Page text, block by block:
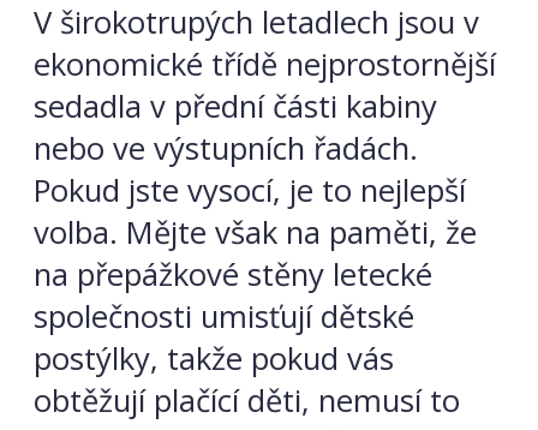
V širokotrupých letadlech jsou v
ekonomické třídě nejprostornější
sedadla v přední části kabiny
nebo ve výstupních řadách.
Pokud jste vysocí, je to nejlepší
volba. Mějte však na paměti, že
na přepážkové stěny letecké
společnosti umisťují dětské
postýlky, takže pokud vás
obtěžují plačící děti, nemusí to